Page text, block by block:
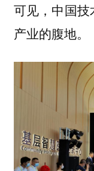
可见，中国
产业的腹地。